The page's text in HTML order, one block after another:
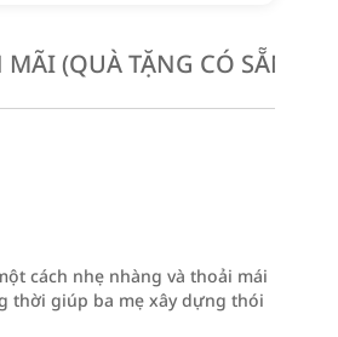
MÃI (QUÀ TẶNG CÓ SẴN
cách nhẹ nhàng và thoải mái
thời giúp ba mẹ xây dựng thói